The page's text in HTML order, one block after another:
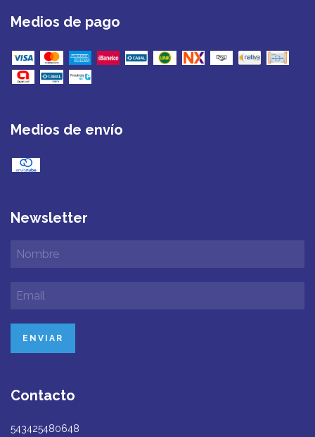
Medios de pago
Medios de envío
Newsletter
Contacto
543425480648